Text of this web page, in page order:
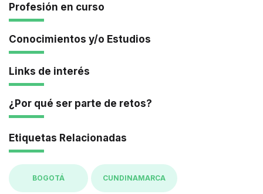
Profesión en curso
Conocimientos y/o Estudios
Links de interés
¿Por qué ser parte de retos?
Etiquetas Relacionadas
BOGOTÁ CUNDINAMARCA